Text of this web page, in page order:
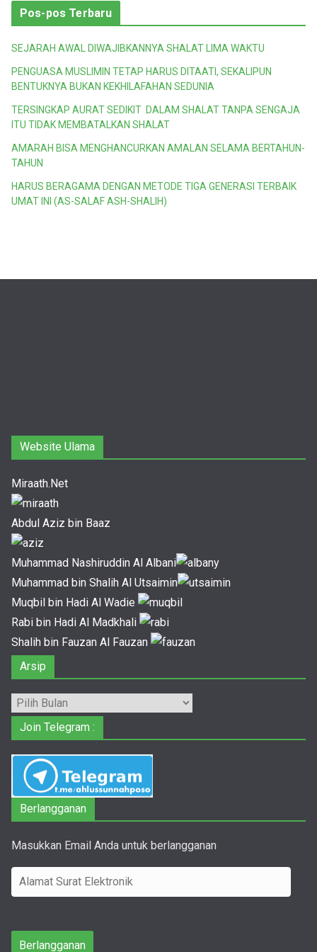
t
o
r
i
Pos-pos Terbaru
SEJARAH AWAL DIWAJIBKANNYA SHALAT LIMA WAKTU
PENGUASA MUSLIMIN TETAP HARUS DITAATI, SEKALIPUN
BENTUKNYA BUKAN KEKHILAFAHAN SEDUNIA
TERSINGKAP AURAT SEDIKIT DALAM SHALAT TANPA SENGAJA
ITU TIDAK MEMBATALKAN SHALAT
AMARAH BISA MENGHANCURKAN AMALAN SELAMA BERTAHUN-
TAHUN
HARUS BERAGAMA DENGAN METODE TIGA GENERASI TERBAIK
UMAT INI (AS-SALAF ASH-SHALIH)
Website Ulama
Miraath.Net
Abdul Aziz bin Baaz
Muhammad Nashiruddin Al Albani
Muhammad bin Shalih Al Utsaimin
Muqbil bin Hadi Al Wadie
Rabi bin Hadi Al Madkhali
Shalih bin Fauzan Al Fauzan
Arsip
Arsip
Join Telegram :
Berlangganan
Masukkan Email Anda untuk berlangganan
l
m
Berlangganan